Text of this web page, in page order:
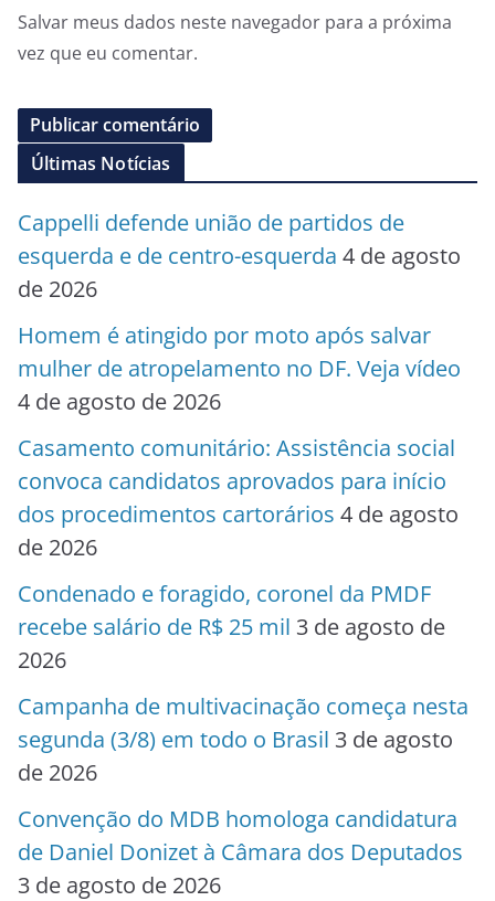
Salvar meus dados neste navegador para a próxima
vez que eu comentar.
Últimas Notícias
Cappelli defende união de partidos de
esquerda e de centro-esquerda 4 de agosto
de 2026
Homem é atingido por moto após salvar
mulher de atropelamento no DF. Veja vídeo
4 de agosto de 2026
Casamento comunitário: Assistência social
convoca candidatos aprovados para início
dos procedimentos cartorários 4 de agosto
de 2026
Condenado e foragido, coronel da PMDF
recebe salário de R$ 25 mil 3 de agosto de
2026
Campanha de multivacinação começa nesta
segunda (3/8) em todo o Brasil 3 de agosto
de 2026
Convenção do MDB homologa candidatura
de Daniel Donizet à Câmara dos Deputados
3 de agosto de 2026